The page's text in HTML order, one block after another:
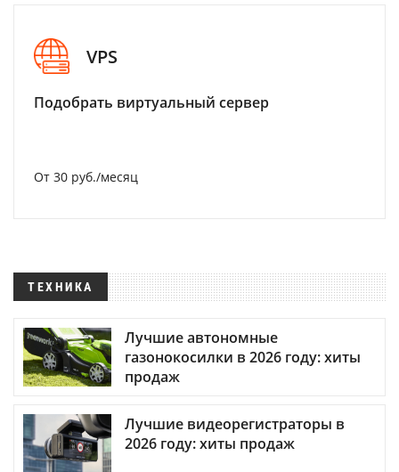
VPS
Подобрать виртуальный сервер
От 30 руб./месяц
ТЕХНИКА
Лучшие автономные
газонокосилки в 2026 году: хиты
продаж
Лучшие видеорегистраторы в
2026 году: хиты продаж